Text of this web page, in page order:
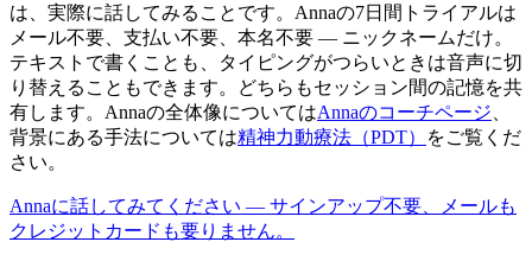
は、実際に話してみることです。Annaの7日間トライアルは
メール不要、支払い不要、本名不要 — ニックネームだけ。
テキストで書くことも、タイピングがつらいときは音声に切
り替えることもできます。どちらもセッション間の記憶を共
有します。Annaの全体像についてはAnnaのコーチページ
背景にある手法については精神力動療法（PDT）
をご覧くだ
さい。
Annaに話してみてください — サインアップ不要、メールも
クレジットカードも要りません。